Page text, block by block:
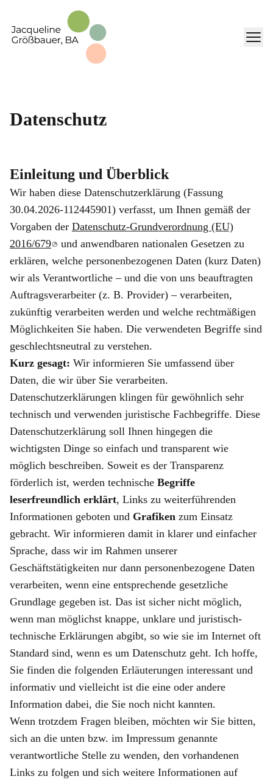
Datenschutz
Einleitung und Überblick
Wir haben diese Datenschutzerklärung (Fassung
30.04.2026-112445901) verfasst, um Ihnen gemäß der
Vorgaben der Datenschutz-Grundverordnung (EU)
2016/679
und anwendbaren nationalen Gesetzen zu
erklären, welche personenbezogenen Daten (kurz Daten)
wir als Verantwortliche – und die von uns beauftragten
Auftragsverarbeiter (z. B. Provider) – verarbeiten,
zukünftig verarbeiten werden und welche rechtmäßigen
Möglichkeiten Sie haben. Die verwendeten Begriffe sind
geschlechtsneutral zu verstehen.
Kurz gesagt: Wir informieren Sie umfassend über
Daten, die wir über Sie verarbeiten.
Datenschutzerklärungen klingen für gewöhnlich sehr
technisch und verwenden juristische Fachbegriffe. Diese
Datenschutzerklärung soll Ihnen hingegen die
wichtigsten Dinge so einfach und transparent wie
möglich beschreiben. Soweit es der Transparenz
förderlich ist, werden technische Begriffe
leserfreundlich erklärt, Links zu weiterführenden
Informationen geboten und Grafiken zum Einsatz
gebracht. Wir informieren damit in klarer und einfacher
Sprache, dass wir im Rahmen unserer
Geschäftstätigkeiten nur dann personenbezogene Daten
verarbeiten, wenn eine entsprechende gesetzliche
Grundlage gegeben ist. Das ist sicher nicht möglich,
wenn man möglichst knappe, unklare und juristisch-
technische Erklärungen abgibt, so wie sie im Internet oft
Standard sind, wenn es um Datenschutz geht. Ich hoffe,
Sie finden die folgenden Erläuterungen interessant und
informativ und vielleicht ist die eine oder andere
Information dabei, die Sie noch nicht kannten.
Wenn trotzdem Fragen bleiben, möchten wir Sie bitten,
sich an die unten bzw. im Impressum genannte
verantwortliche Stelle zu wenden, den vorhandenen
Links zu folgen und sich weitere Informationen auf